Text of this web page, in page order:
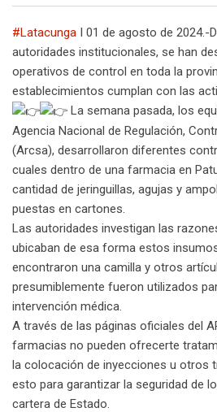
#Latacunga I 01 de agosto de 2024.-
autoridades institucionales, se han
operativos de control en toda la
establecimientos cumplan con las
La semana pasada, los
Agencia Nacional de Regulación,
(Arcsa), desarrollaron diferentes
cuales dentro de una farmacia en
cantidad de jeringuillas, agujas y
puestas en cartones.
Las autoridades investigan las
ubicaban de esa forma estos
encontraron una camilla y otros
presumiblemente fueron utilizados
intervención médica.
A través de las páginas oficiales del
farmacias no pueden ofrecerte
la colocación de inyecciones u otros
esto para garantizar la seguridad de
cartera de Estado.